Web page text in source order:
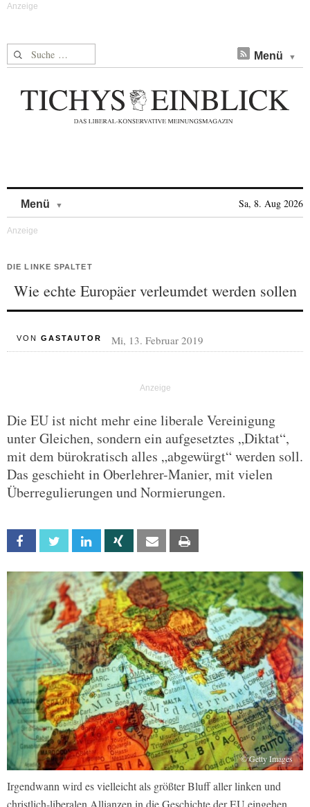
Suche nach: Menü
Menü Sa, 8. Aug 2026
DIE LINKE SPALTET
Wie echte Europäer verleumdet werden sollen
VON GASTAUTOR Mi, 13. Februar 2019
Die EU ist nicht mehr eine liberale Vereinigung
unter Gleichen, sondern ein aufgesetztes „Diktat“,
mit dem bürokratisch alles „abgewürgt“ werden soll.
Das geschieht in Oberlehrer-Manier, mit vielen
Überregulierungen und Normierungen.
Facebook Twitter Linkedin Xing Email
© Getty Images
Irgendwann wird es vielleicht als größter Bluff aller linken und
christlich-liberalen Allianzen in die Geschichte der EU eingehen,